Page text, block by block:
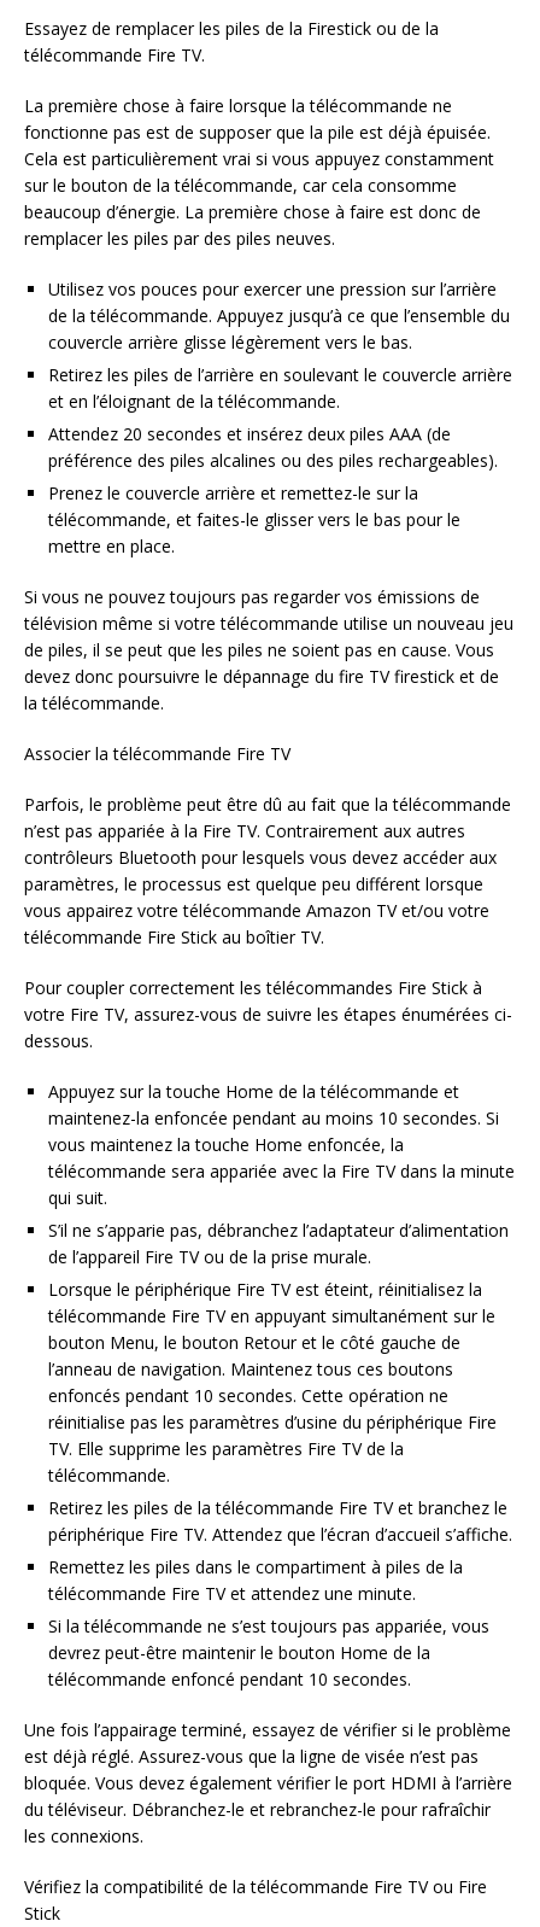
Essayez de remplacer les piles de la Firestick ou de la
télécommande Fire TV.
La première chose à faire lorsque la télécommande ne
fonctionne pas est de supposer que la pile est déjà épuisée.
Cela est particulièrement vrai si vous appuyez constamment
sur le bouton de la télécommande, car cela consomme
beaucoup d’énergie. La première chose à faire est donc de
remplacer les piles par des piles neuves.
Utilisez vos pouces pour exercer une pression sur l’arrière
de la télécommande. Appuyez jusqu’à ce que l’ensemble du
couvercle arrière glisse légèrement vers le bas.
Retirez les piles de l’arrière en soulevant le couvercle arrière
et en l’éloignant de la télécommande.
Attendez 20 secondes et insérez deux piles AAA (de
préférence des piles alcalines ou des piles rechargeables).
Prenez le couvercle arrière et remettez-le sur la
télécommande, et faites-le glisser vers le bas pour le
mettre en place.
Si vous ne pouvez toujours pas regarder vos émissions de
télévision même si votre télécommande utilise un nouveau jeu
de piles, il se peut que les piles ne soient pas en cause. Vous
devez donc poursuivre le dépannage du fire TV firestick et de
la télécommande.
Associer la télécommande Fire TV
Parfois, le problème peut être dû au fait que la télécommande
n’est pas appariée à la Fire TV. Contrairement aux autres
contrôleurs Bluetooth pour lesquels vous devez accéder aux
paramètres, le processus est quelque peu différent lorsque
vous appairez votre télécommande Amazon TV et/ou votre
télécommande Fire Stick au boîtier TV.
Pour coupler correctement les télécommandes Fire Stick à
votre Fire TV, assurez-vous de suivre les étapes énumérées ci-
dessous.
Appuyez sur la touche Home de la télécommande et
maintenez-la enfoncée pendant au moins 10 secondes. Si
vous maintenez la touche Home enfoncée, la
télécommande sera appariée avec la Fire TV dans la minute
qui suit.
S’il ne s’apparie pas, débranchez l’adaptateur d’alimentation
de l’appareil Fire TV ou de la prise murale.
Lorsque le périphérique Fire TV est éteint, réinitialisez la
télécommande Fire TV en appuyant simultanément sur le
bouton Menu, le bouton Retour et le côté gauche de
l’anneau de navigation. Maintenez tous ces boutons
enfoncés pendant 10 secondes. Cette opération ne
réinitialise pas les paramètres d’usine du périphérique Fire
TV. Elle supprime les paramètres Fire TV de la
télécommande.
Retirez les piles de la télécommande Fire TV et branchez le
périphérique Fire TV. Attendez que l’écran d’accueil s’affiche.
Remettez les piles dans le compartiment à piles de la
télécommande Fire TV et attendez une minute.
Si la télécommande ne s’est toujours pas appariée, vous
devrez peut-être maintenir le bouton Home de la
télécommande enfoncé pendant 10 secondes.
Une fois l’appairage terminé, essayez de vérifier si le problème
est déjà réglé. Assurez-vous que la ligne de visée n’est pas
bloquée. Vous devez également vérifier le port HDMI à l’arrière
du téléviseur. Débranchez-le et rebranchez-le pour rafraîchir
les connexions.
Vérifiez la compatibilité de la télécommande Fire TV ou Fire
Stick